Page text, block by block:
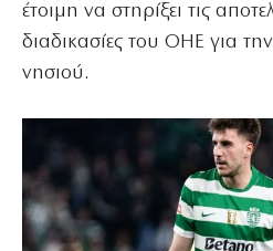
έτοιμη να στηρίξει τις
διαδικασίες του ΟΗΕ για
νησιού.